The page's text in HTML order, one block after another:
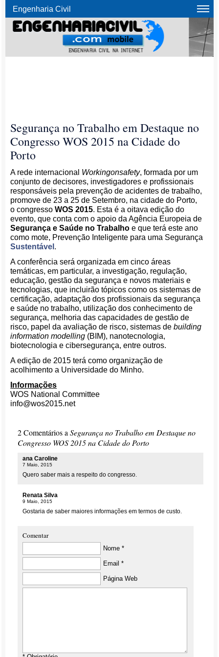
Engenharia Civil
Segurança no Trabalho em Destaque no
Congresso WOS 2015 na Cidade do
Porto
A rede internacional Workingonsafety, formada por um
conjunto de decisores, investigadores e profissionais
responsáveis pela prevenção de acidentes de trabalho,
promove de 23 a 25 de Setembro, na cidade do Porto,
o congressoWOS 2015. Esta é a oitava edição do
evento, que conta com o apoio da Agência Europeia de
Segurança e Saúde no Trabalho e que terá este ano
como mote, Prevenção Inteligente para uma Segurança
Sustentável .
A conferência será organizada em cinco áreas
temáticas, em particular, a investigação, regulação,
educação, gestão da segurança e novos materiais e
tecnologias, que incluirão tópicos como os sistemas de
certificação, adaptação dos profissionais da segurança
e saúde no trabalho, utilização dos conhecimento de
segurança, melhoria das capacidades de gestão de
risco, papel da avaliação de risco, sistemas debuilding
information modelling (BIM), nanotecnologia,
biotecnologia e cibersegurança, entre outros.
A edição de 2015 terá como organização de
acolhimento a Universidade do Minho.
Informações
WOS National Committee
info@wos2015.net
2 Comentários aSegurança no Trabalho em Destaque no
Congresso WOS 2015 na Cidade do Porto
ana Caroline
7 Maio, 2015
Quero saber mais a respeito do congresso.
Renata Silva
9 Maio, 2015
Gostaria de saber maiores informações em termos de custo.
Comentar
Nome *
Email *
Página Web